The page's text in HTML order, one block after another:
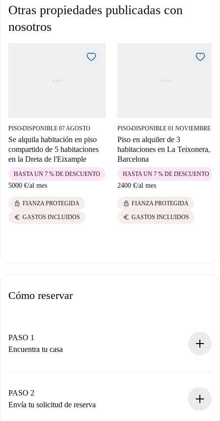
Otras propiedades publicadas con
nosotros
PISO■DISPONIBLE 07 AGOSTO
Se alquila habitación en piso
compartido de 5 habitaciones
en la Dreta de l'Eixample
5000 €/al mes
HASTA UN 7 % DE DESCUENTO
lock FIANZA PROTEGIDA
euro GASTOS INCLUIDOS
PISO■DISPONIBLE 01 NOVIEMBRE
Piso en alquiler de 3
habitaciones en La Teixonera,
Barcelona
2400 €/al mes
HASTA UN 7 % DE DESCUENTO
lock FIANZA PROTEGIDA
euro GASTOS INCLUIDOS
Cómo reservar
PASO 1
Encuentra tu casa
Tienes toda la información necesaria por adelantado.
PASO 2
Envía tu solicitud de reserva